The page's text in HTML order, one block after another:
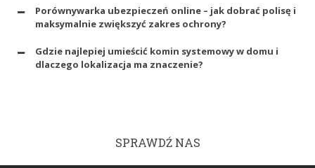
Porównywarka ubezpieczeń online – jak dobrać polisę i
maksymalnie zwiększyć zakres ochrony?
Gdzie najlepiej umieścić komin systemowy w domu i
dlaczego lokalizacja ma znaczenie?
SPRAWDŹ NAS